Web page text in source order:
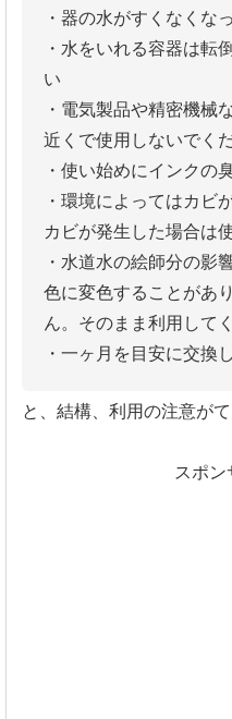
・器の水がすくなくな
・水をいれる容器は転
い
・電気製品や精密機械
近くで使用しないでく
・使い始めにインクの
・環境によってはカビ
カビが発生した場合は
・水道水の絵師分の影
色に変色することがあ
ん。そのまま利用して
・一ヶ月を目安に交換
と、結構、利用の注意がて
スポン